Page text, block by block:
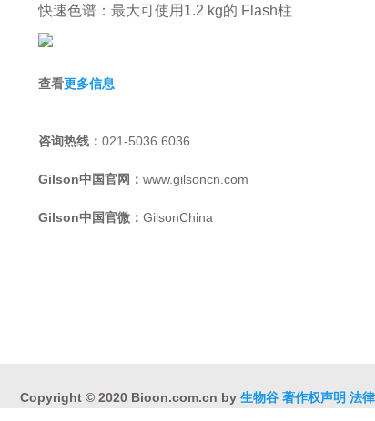
快速色谱：最大可使用1.2 kg的 Flash柱
查看更多信息
咨询热线： 021-5036 6036
Gilson中国官网： www.gilsoncn.com
Gilson中国官微： GilsonChina
Copyright © 2020 Bioon.com.cn by 生物谷 著作权声明 法